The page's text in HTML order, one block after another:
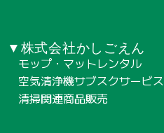
▼株式会社かしごえん
モップ・マットレンタル
空気清浄機サブスクサービス
清掃関連商品販売